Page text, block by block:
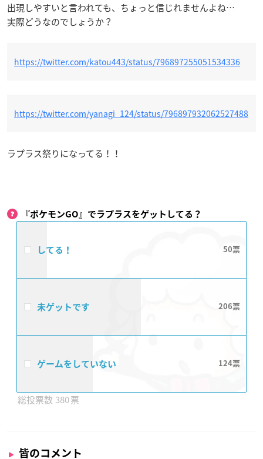
出現しやすいと言われても、ちょっと信じれませんよね…
実際どうなのでしょうか？
https://twitter.com/katou443/status/796897255051534336
https://twitter.com/yanagi_124/status/796897932062527488
ラプラス祭りになってる！！
『ポケモンGO』でラプラスをゲットしてる？
してる！ 50
未ゲットです 206
ゲームをしていない 124
380
皆のコメント